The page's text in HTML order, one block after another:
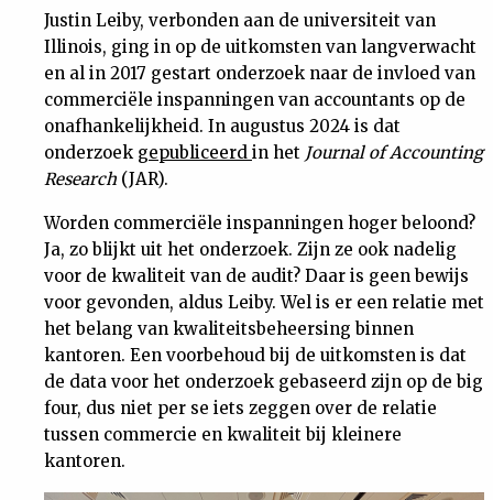
Justin Leiby, verbonden aan de universiteit van
Illinois, ging in op de uitkomsten van langverwacht
en al in 2017 gestart onderzoek naar de invloed van
commerciële inspanningen van accountants op de
onafhankelijkheid. In augustus 2024 is dat
onderzoek gepubliceerd in het Journal of Accounting
Research (JAR).
Worden commerciële inspanningen hoger beloond?
Ja, zo blijkt uit het onderzoek. Zijn ze ook nadelig
voor de kwaliteit van de audit? Daar is geen bewijs
voor gevonden, aldus Leiby. Wel is er een relatie met
het belang van kwaliteitsbeheersing binnen
kantoren. Een voorbehoud bij de uitkomsten is dat
de data voor het onderzoek gebaseerd zijn op de big
four, dus niet per se iets zeggen over de relatie
tussen commercie en kwaliteit bij kleinere
kantoren.